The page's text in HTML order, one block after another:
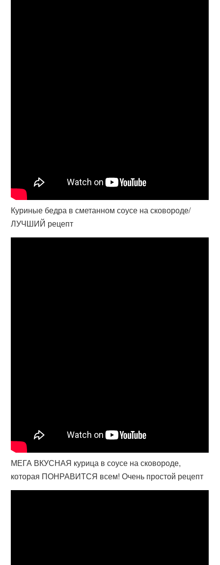
Куриные бедра в сметанном соусе на сковороде/
ЛУЧШИЙ рецепт
МЕГА ВКУСНАЯ курица в соусе на сковороде,
которая ПОНРАВИТСЯ всем! Очень простой рецепт